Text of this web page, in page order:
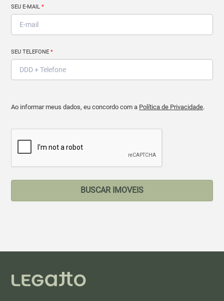
SEU E-MAIL*
SEU TELEFONE*
Ao informar meus dados, eu concordo com a Política de Privacidade.
BUSCAR IMOVEIS